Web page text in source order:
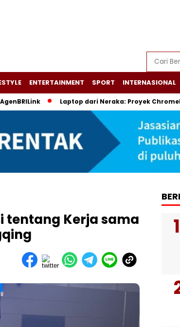
ENTERTAINMENT SPORT INTERNASIONAL
Laptop dari Neraka: Proyek
tentang Kerja sama